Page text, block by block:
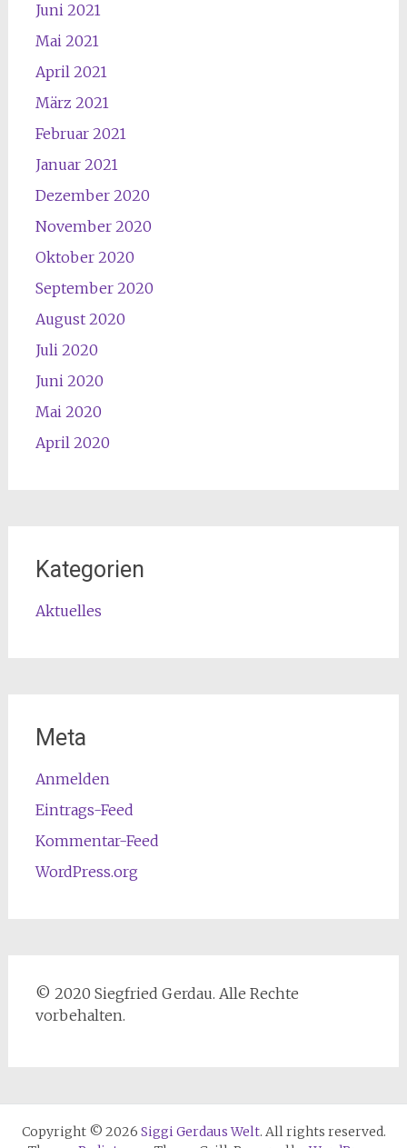
Juni 2021
Mai 2021
April 2021
März 2021
Februar 2021
Januar 2021
Dezember 2020
November 2020
Oktober 2020
September 2020
August 2020
Juli 2020
Juni 2020
Mai 2020
April 2020
Kategorien
Aktuelles
Meta
Anmelden
Eintrags-Feed
Kommentar-Feed
WordPress.org
© 2020 Siegfried Gerdau. Alle Rechte
vorbehalten.
Copyright © 2026 Siggi Gerdaus Welt. All rights reserved.